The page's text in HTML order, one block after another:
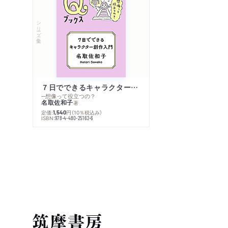
シリーズ・全集
７日でできるキャラクター創作入門
─想像って役立つの？
名取佐和子著
定価:1,540円 （10％税込み）
ISBN:978-4-480-25162-6